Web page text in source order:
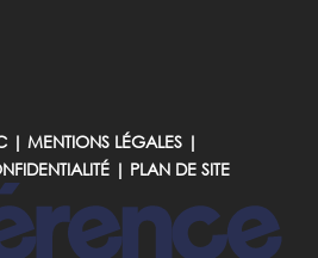
| MENTIONS LÉGALES |
| PLAN DE SITE